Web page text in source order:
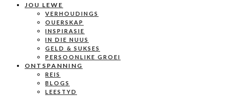
JOU LEWE
VERHOUDINGS
OUERSKAP
INSPIRASIE
IN DIE NUUS
GELD & SUKSES
PERSOONLIKE GROEI
ONTSPANNING
REIS
BLOGS
LEESTYD